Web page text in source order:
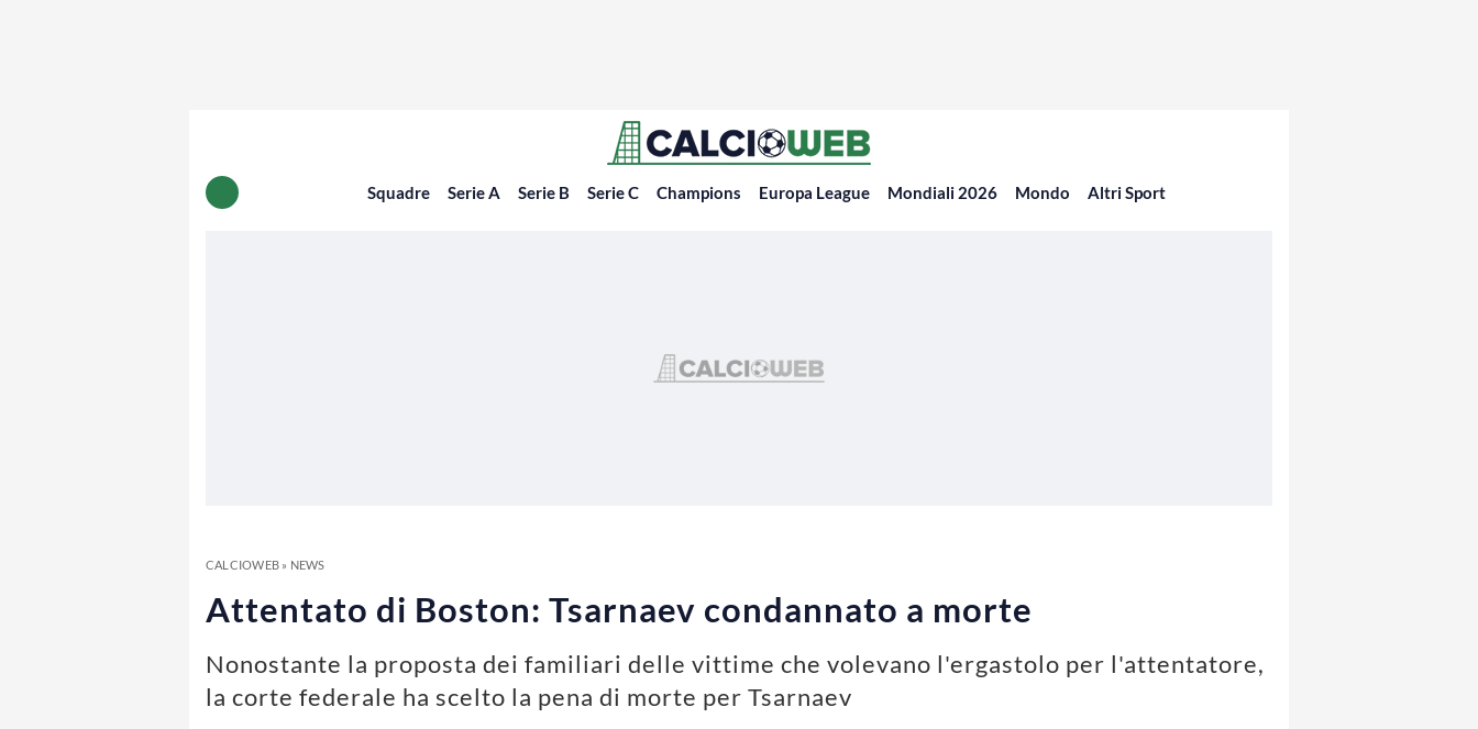
Squadre Serie A Serie B Serie C Champions Europa League Mondiali 2026 Mondo Altri Sport
CALCIOWEB» NEWS
Attentato di Boston: Tsarnaev condannato a morte
Nonostante la proposta dei familiari delle vittime che volevano l'ergastolo per l'attentatore,
la corte federale ha scelto la pena di morte per Tsarnaev